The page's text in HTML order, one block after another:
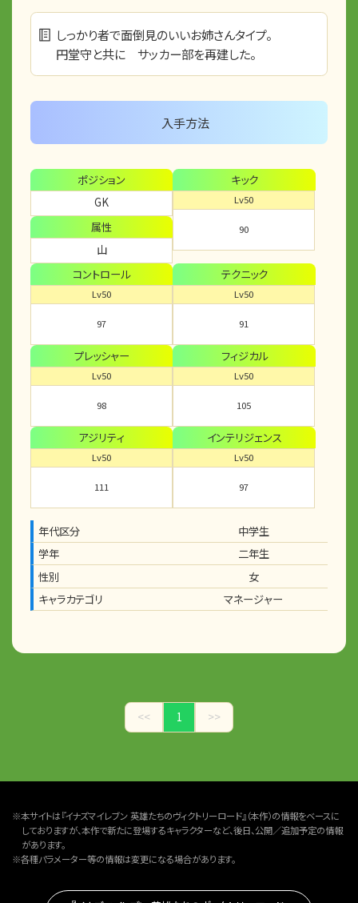
しっかり者で面倒見のいいお姉さんタイプ。
円堂守と共に サッカー部を再建した。
入手方法
ポジション
GK
属性
山
キック
Lv50
90
コントロール
Lv50
97
テクニック
Lv50
91
プレッシャー
Lv50
98
フィジカル
Lv50
105
アジリティ
Lv50
111
インテリジェンス
Lv50
97
年代区分
中学生
学年
二年生
性別
女
キャラカテゴリ
マネージャー
<< 1 >>
※本サイトは『イナズマイレブン 英雄たちのヴィクトリーロード』（本作）の情報をベースに
しておりますが、本作で新たに登場するキャラクターなど、後日、公開／追加予定の情報
があります。
※各種パラメーター等の情報は変更になる場合があります。